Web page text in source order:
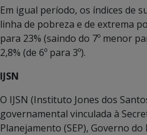
Em igual período, os índices de
linha de pobreza e de extrema
para 23% (saindo do 7º menor
2,8% (de 6º para 3º).
IJSN
O IJSN (Instituto Jones dos
governamental vinculada à
Planejamento (SEP), Governo